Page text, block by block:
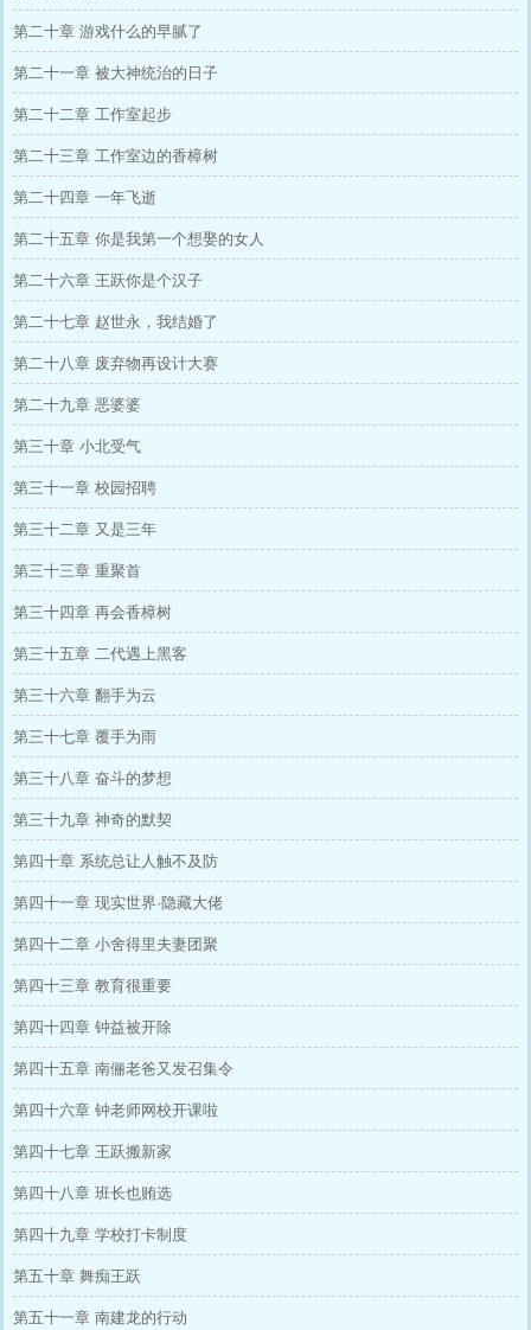
第二十章 游戏什么的早腻了
第二十一章 被大神统治的日子
第二十二章 工作室起步
第二十三章 工作室边的香樟树
第二十四章 一年飞逝
第二十五章 你是我第一个想娶的女人
第二十六章 王跃你是个汉子
第二十七章 赵世永，我结婚了
第二十八章 废弃物再设计大赛
第二十九章 恶婆婆
第三十章 小北受气
第三十一章 校园招聘
第三十二章 又是三年
第三十三章 重聚首
第三十四章 再会香樟树
第三十五章 二代遇上黑客
第三十六章 翻手为云
第三十七章 覆手为雨
第三十八章 奋斗的梦想
第三十九章 神奇的默契
第四十章 系统总让人触不及防
第四十一章 现实世界·隐藏大佬
第四十二章 小舍得里夫妻团聚
第四十三章 教育很重要
第四十四章 钟益被开除
第四十五章 南俪老爸又发召集令
第四十六章 钟老师网校开课啦
第四十七章 王跃搬新家
第四十八章 班长也贿选
第四十九章 学校打卡制度
第五十章 舞痴王跃
第五十一章 南建龙的行动